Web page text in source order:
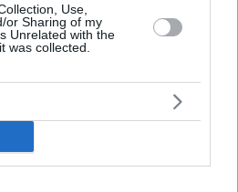
Use,
or Sharing of my
Unrelated with the
was collected. δίχαζε την
Οι Ρεπουμπλικανοί το
της πολιτικής τους,
για την άρση της